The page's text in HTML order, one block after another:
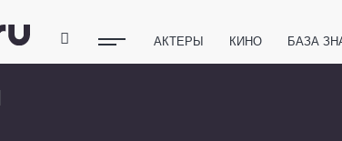
АКТЕРЫ КИНО БАЗА